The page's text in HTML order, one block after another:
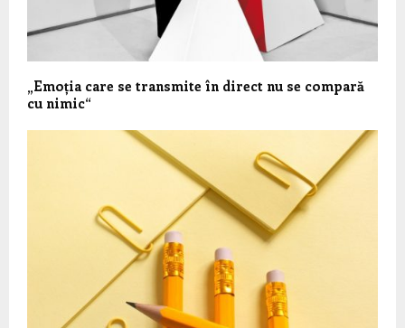
„Emoția care se transmite în direct nu se compară
cu nimic“